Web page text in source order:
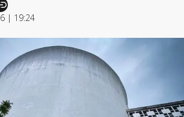
| 19:24